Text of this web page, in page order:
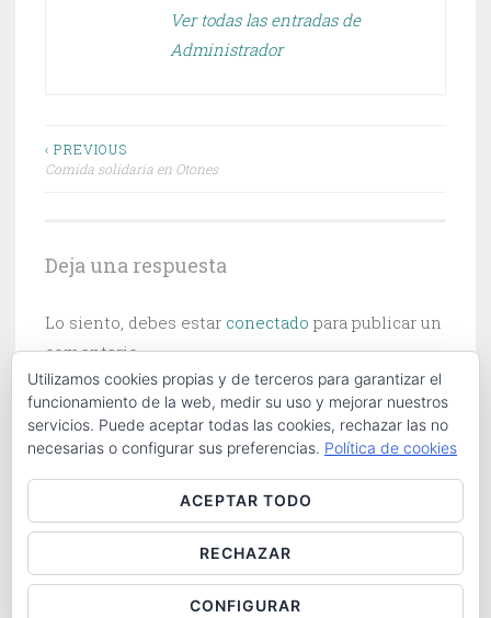
Ver todas las entradas de
Administrador
Navegación
‹ PREVIOUS
Comida solidaria en Otones
Deja una respuesta
Lo siento, debes estar conectado para publicar un
comentario.
CONTACT |COOKIES POLICY
Utilizamos cookies propias y de terceros para garantizar el
funcionamiento de la web, medir su uso y mejorar nuestros
servicios. Puede aceptar todas las cookies, rechazar las no
necesarias o configurar sus preferencias. Política de cookies
ACEPTAR TODO
RECHAZAR
CONFIGURAR